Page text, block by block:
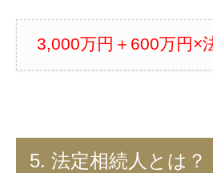
3,000万円＋600万円×
5. 法定相続人とは？